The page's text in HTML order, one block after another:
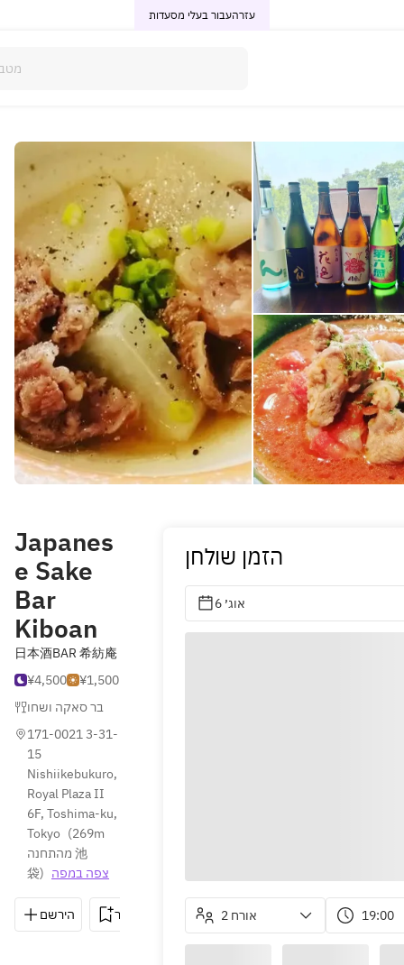
עבור בעלי מסעדותעזרה
Japanes
e Sake
Bar
Kiboan
日本酒BAR 希紡庵
¥4,500
¥1,500
בר סאקה ושחו
171-0021 3-31-
15
Nishiikebukuro,
Royal Plaza II
6F, Toshima-ku,
Tokyo (269m
מהתחנה 池
袋) צפה במפה
הירשם שמור שתף הוראות 03-3987-
הזמן שולחן
6 אוג׳
2 אורח 19:00